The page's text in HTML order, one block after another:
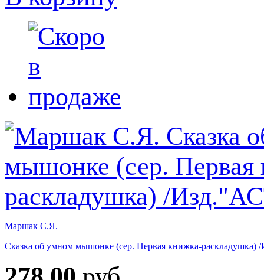
Маршак С.Я.
Сказка об умном мышонке (сер. Первая книжка-